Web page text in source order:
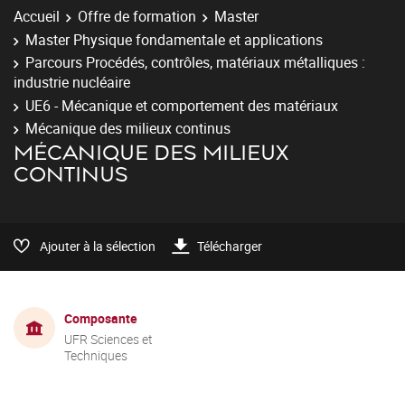
Accueil Offre de formation
Master
Master Physique fondamentale et applications
Parcours Procédés, contrôles, matériaux métalliques :
industrie nucléaire
UE6 - Mécanique et comportement des matériaux
Mécanique des milieux continus
MÉCANIQUE DES MILIEUX
CONTINUS
Ajouter à la sélection Télécharger
Composante
UFR Sciences et
Techniques